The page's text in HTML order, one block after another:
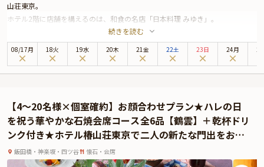
山荘東京。
ホテル2階に店舗を構えるのは、和食の名店「日本料理 みゆき」。
ご結納・お顔合わせというハレの日のお祝いを華やかに彩る特別プランでご両
家の誕生をお祝いするのはいかがでしょうか。
古都を思わせるような風情ある店内を見渡しながら奥へと進むと、本プランで
個室はすべてテーブル席となっておりますので、ゆっくりとご両家のみなさん
でお寛ぎいただけます。
お食事は、豪華祝膳～誉～全11品の会席コースをご賞味ください。ホテル椿山
荘東京伝統の米茄子の鴫炊きを始め、季節を感じる旬の食材を上品な味に仕上
げた逸品の数々をこだわりの器と華やかな盛り付けでご提供いたします。
続きを読む
08/17月 18火 19水 20木 21金 22土 23日 24月
【4～20名様×個室確約】お顔合わせプラン★ハレの日
を祝う華やかな石焼会席コース全6品【鶴雲】＋乾杯ドリ
ンク付き★ホテル椿山荘東京で二人の新たな門出をお祝
い飯田橋・神楽坂・四ツ谷 懐石・会席